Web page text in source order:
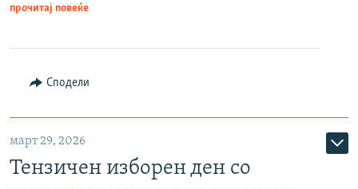
прочитај повеќе
Сподели
март 29, 2026
Тензичен изборен ден со